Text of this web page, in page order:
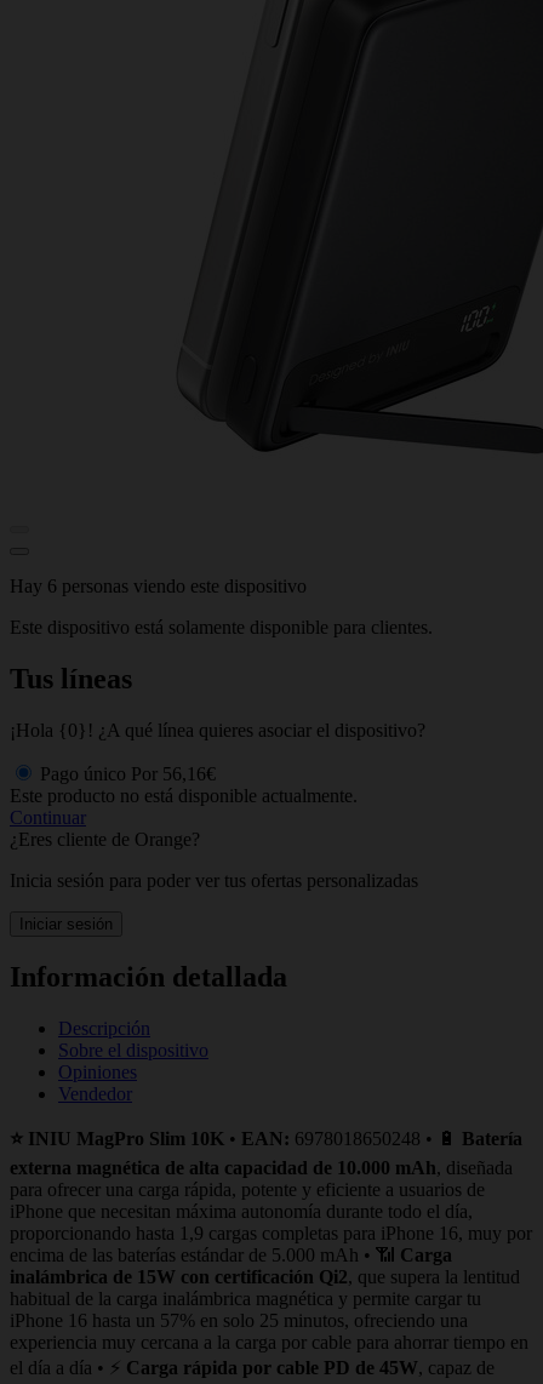
Hay 6 personas viendo este dispositivo
Este dispositivo está solamente disponible para clientes.
Tus líneas
¡Hola {0}! ¿A qué línea quieres asociar el dispositivo?
Pago único Por 56,16€
Este producto no está disponible actualmente.
Continuar
¿Eres cliente de Orange?
Inicia sesión para poder ver tus ofertas personalizadas
Iniciar sesión
Información detallada
Descripción
Sobre el dispositivo
Opiniones
Vendedor
⭐ INIU MagPro Slim 10K • EAN: 6978018650248 • 🔋 Batería
externa magnética de alta capacidad de 10.000 mAh, diseñada
para ofrecer una carga rápida, potente y eficiente a usuarios de
iPhone que necesitan máxima autonomía durante todo el día,
proporcionando hasta 1,9 cargas completas para iPhone 16, muy por
encima de las baterías estándar de 5.000 mAh • 📶 Carga
inalámbrica de 15W con certificación Qi2, que supera la lentitud
habitual de la carga inalámbrica magnética y permite cargar tu
iPhone 16 hasta un 57% en solo 25 minutos, ofreciendo una
experiencia muy cercana a la carga por cable para ahorrar tiempo en
el día a día • ⚡ Carga rápida por cable PD de 45W, capaz de